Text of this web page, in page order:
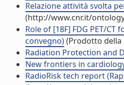
Relazione attività svolta
(http://www.cnr.it/
Role of [18F] FDG PET/
convegno)(Prodotto della
Radiation Protection and
New frontiers in
RadioRisk tech report